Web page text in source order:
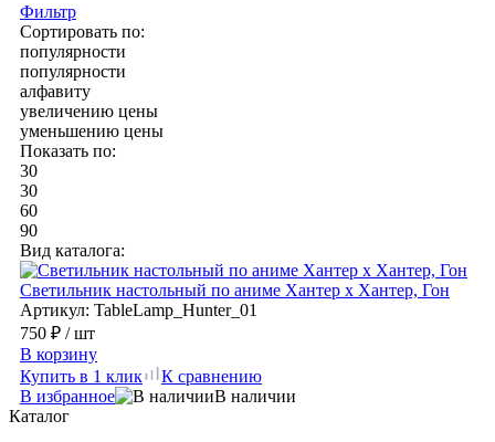
Фильтр
Сортировать по:
популярности
популярности
алфавиту
увеличению цены
уменьшению цены
Показать по:
30
30
60
90
Вид каталога:
Светильник настольный по аниме Хантер х Хантер, Гон
Артикул: TableLamp_Hunter_01
750 ₽ / шт
В корзину
Купить в 1 клик
К сравнению
В избранное
В наличии
Каталог